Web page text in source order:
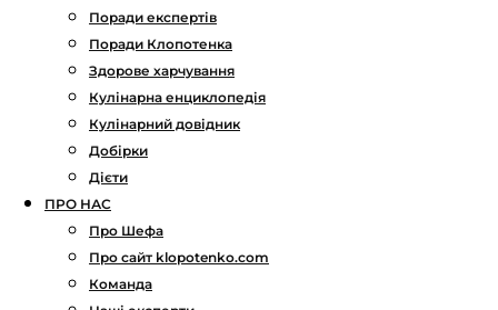
Поради експертів
Поради Клопотенка
Здорове харчування
Кулінарна енциклопедія
Кулінарний довідник
Добірки
Дієти
ПРО НАС
Про Шефа
Про сайт klopotenko.com
Команда